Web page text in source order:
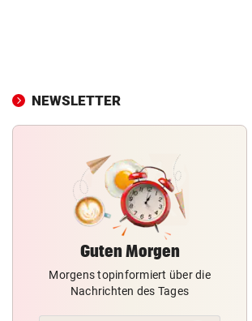
NEWSLETTER
Guten Morgen
Morgens topinformiert über die
Nachrichten des Tages